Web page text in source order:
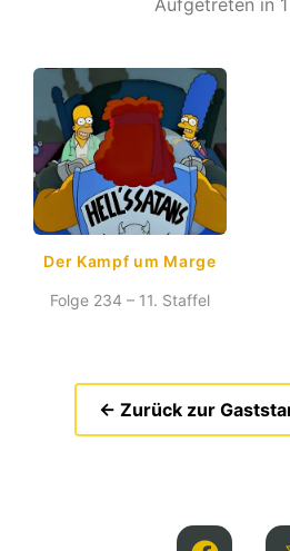
Aufgetreten in
Der Kampf um Marge
Folge 234 – 11. Staffel
← Zurück zur